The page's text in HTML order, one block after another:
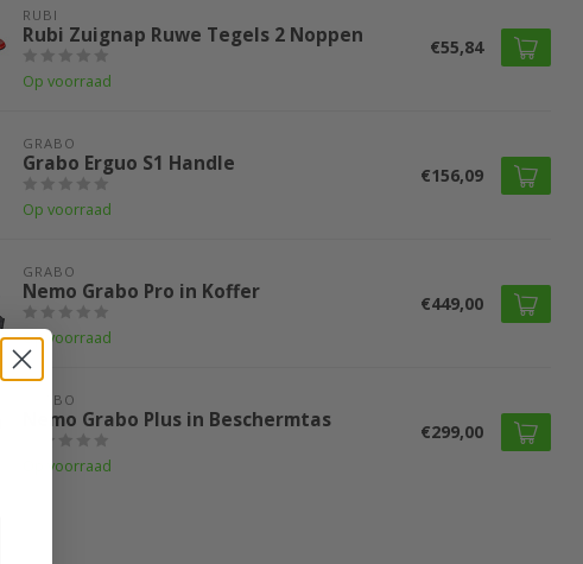
RUBI
Rubi Zuignap Ruwe Tegels 2 Noppen
Op voorraad
€55,84
GRABO
Grabo Erguo S1 Handle
Op voorraad
€156,09
GRABO
Nemo Grabo Pro in Koffer
Op voorraad
€449,00
GRABO
Nemo Grabo Plus in Beschermtas
Op voorraad
€299,00